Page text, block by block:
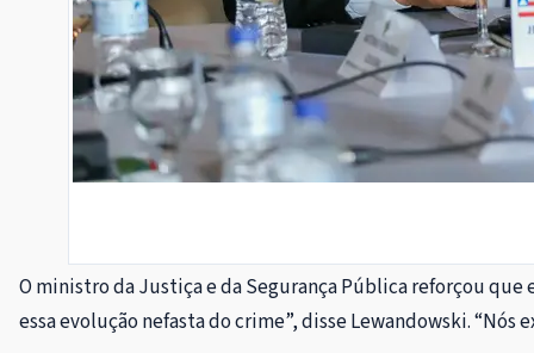
O ministro da Justiça e da Segurança Pública reforçou que
essa evolução nefasta do crime”, disse Lewandowski. “Nós